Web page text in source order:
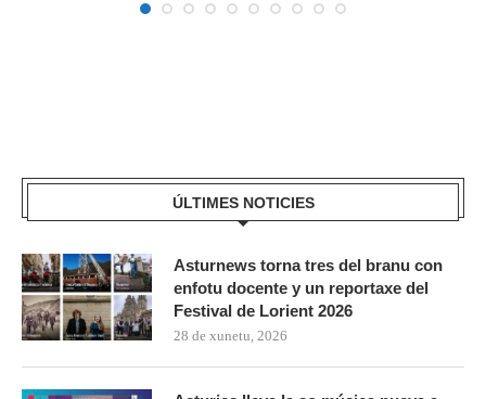
ÚLTIMES NOTICIES
Asturnews torna tres del branu con
enfotu docente y un reportaxe del
Festival de Lorient 2026
28 de xunetu, 2026